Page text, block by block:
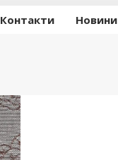
Контакти Новини